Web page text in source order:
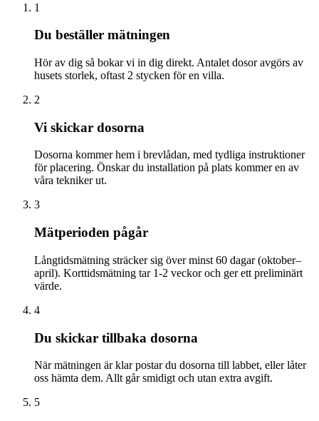
1
Du beställer mätningen
Hör av dig så bokar vi in dig direkt. Antalet dosor avgörs av
husets storlek, oftast 2 stycken för en villa.
2
Vi skickar dosorna
Dosorna kommer hem i brevlådan, med tydliga instruktioner
för placering. Önskar du installation på plats kommer en av
våra tekniker ut.
3
Mätperioden pågår
Långtidsmätning sträcker sig över minst 60 dagar (oktober–
april). Korttidsmätning tar 1-2 veckor och ger ett preliminärt
värde.
4
Du skickar tillbaka dosorna
När mätningen är klar postar du dosorna till labbet, eller låter
oss hämta dem. Allt går smidigt och utan extra avgift.
5